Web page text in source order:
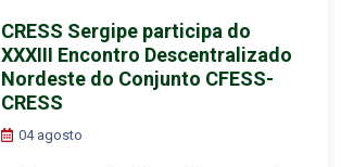
CRESS Sergipe participa do
XXXIII Encontro Descentralizado
Nordeste do Conjunto CFESS-
CRESS
04 agosto